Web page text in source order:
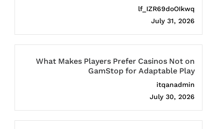
lf_IZR69doOIkwq
July 31, 2026
What Makes Players Prefer Casinos Not on
GamStop for Adaptable Play
itqanadmin
July 30, 2026